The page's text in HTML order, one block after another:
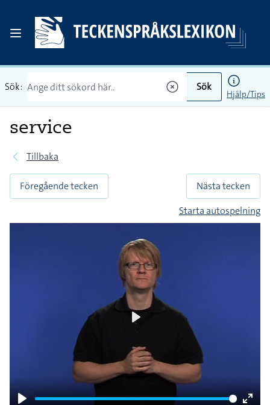
Sök: Sök
Hjälp/Tips
service
Tillbaka
Föregående tecken
Nästa tecken
Starta autospelning